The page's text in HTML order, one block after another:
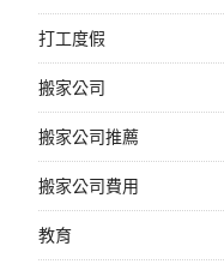
打工度假
搬家公司
搬家公司推薦
搬家公司費用
教育